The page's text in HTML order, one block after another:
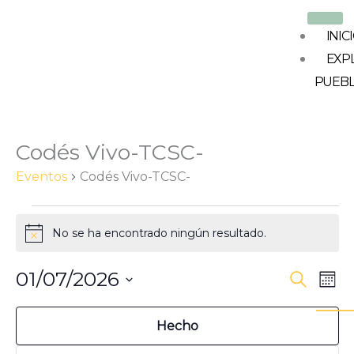
Codés Vivo-TCSC-
Eventos Codés Vivo-TCSC-
Eventos
Aviso No se ha encontrado ningún resultado.
y
Buscar
Filtros
de
Mes
01/07/2026
cualquiera
Hecho